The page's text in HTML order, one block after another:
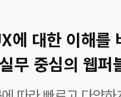
에 대한 이해를
실무 중심의 웹퍼